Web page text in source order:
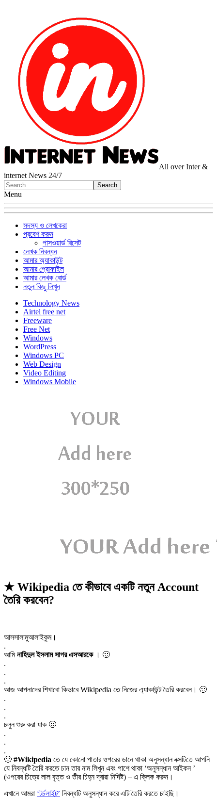
All over Inter &
internet News 24/7
Menu
সদস্য ও লেখকেরা
প্রবেশ করুন
পাসওয়ার্ড রিসেট
লেখক নিবন্ধন
আমার অ্যাকাউন্ট
আমার প্রোফাইল
আমার লেখক বোর্ড
নতুন কিছু লিখুন
Technology News
Airtel free net
Freeware
Free Net
Windows
WordPress
Windows PC
Web Design
Video Editing
Windows Mobile
★ Wikipedia তে কীভাবে একটি নতুন Account
তৈরি করবেন?
আসসালামুআলাইকুম।
.
আমিনাহিদুল ইসলাম সাগর এসআরকে। 🙂
.
.
.
আজ আপনাদের শিখাবো কিভাবেWikipedia তে নিজের এ্যাকাউন্ট তৈরি করবেন। 🙂
.
.
.
চলুন শুরু করা যাক 🙂
.
.
.
🙂 #Wikipedia তে যে কোনো পাতার ওপরের ডানে থাকা অনুসন্ধান বক্সটিতে আপনি
যে নিবন্ধটি তৈরি করতে চান তার নাম লিখুন এবং পাশে থাকা ‘অনুসন্ধান আইকন ’
(ওপরের চিত্রে লাল বৃত্ত ও তীর চিহ্ন দ্বারা নির্দিষ্ট) – এ ক্লিক করুন।
এখানে আমরা ‘টর্চলাইট’ নিবন্ধটি অনুসন্ধান করে এটি তৈরি করতে চাইছি।